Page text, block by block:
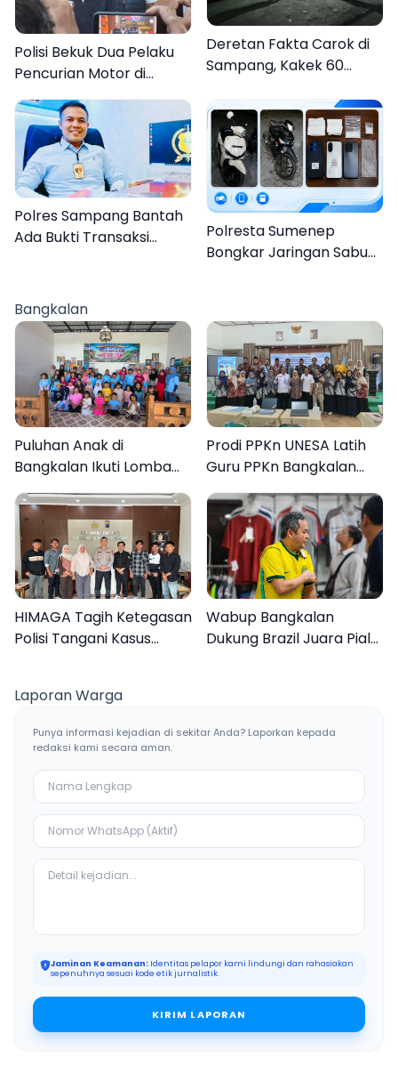
Polisi Bekuk Dua Pelaku
Pencurian Motor di
Bajrasokah Sampang
Deretan Fakta Carok di
Sampang, Kakek 60
Pria
Polres Sampang Bantah
Ada Bukti Transaksi
Polresta Sumenep
Bongkar Jaringan Sabu
Bangkalan
Puluhan Anak di
Bangkalan Ikuti Lomba
Mewarnai Bertema
Liburan Keluarga
Prodi PPKn UNESA Latih
Guru PPKn Bangkalan
dengan Pembelajaran
Inovasi Teknologi
HIMAGA Tagih Ketegasan
Polisi Tangani Kasus
Wabup Bangkalan
Dukung Brazil Juara Piala
Laporan Warga
Punya informasi kejadian di sekitar Anda? Laporkan kepada
redaksi kami secara aman.
Jaminan Keamanan: Identitas pelapor kami lindungi dan rahasiakan
sepenuhnya sesuai kode etik jurnalistik.
KIRIM LAPORAN